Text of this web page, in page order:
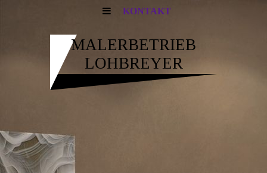
KONTAKT
MALERBETRIEB
LOHBREYER